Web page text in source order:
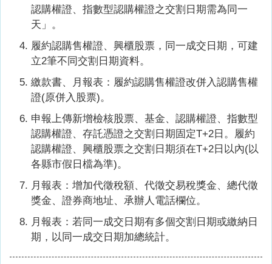
認購權證、指數型認購權證之交割日期需為同一
天」。
履約認購售權證、興櫃股票，同一成交日期，可建
立2筆不同交割日期資料。
繳款書、月報表：履約認購售權證改併入認購售權
證(原併入股票)。
申報上傳新增檢核股票、基金、認購權證、指數型
認購權證、存託憑證之交割日期固定T+2日。履約
認購權證、興櫃股票之交割日期須在T+2日以內(以
各縣市假日檔為準)。
月報表：增加代徵稅額、代徵交易稅獎金、總代徵
獎金、證券商地址、承辦人電話欄位。
月報表：若同一成交日期有多個交割日期或繳納日
期，以同一成交日期加總統計。